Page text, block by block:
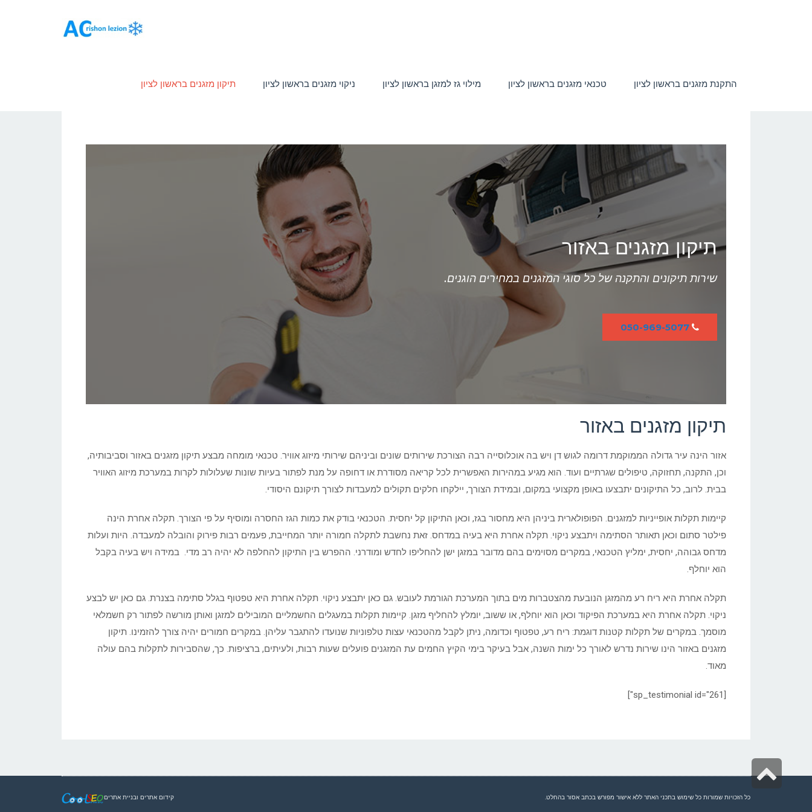
התקנת מזגנים בראשון לציון טכנאי מזגנים בראשון לציון מילוי גז למזגן בראשון לציון ניקוי מזגנים בראשון לציון תיקון מזגנים בראשון לציון
תיקון מזגנים באזור
שירות תיקונים והתקנה של כל סוגי המזגנים במחירים הוגנים.
050-969-5077
תיקון מזגנים באזור
אזור הינה עיר גדולה הממוקמת דרומה לגוש דן ויש בה אוכלוסייה רבה הצורכת שירותים שונים וביניהם שירותי מיזוג אוויר. טכנאי מומחה מבצע תיקון מזגנים באזור וסביבותיה,
וכן, התקנה, תחזוקה, טיפולים שגרתיים ועוד. הוא מגיע במהירות האפשרית לכל קריאה מסודרת או דחופה על מנת לפתור בעיות שונות שעלולות לקרות במערכת מיזוג האוויר
בבית. לרוב, כל התיקונים יתבצעו באופן מקצועי במקום, ובמידת הצורך, יילקחו חלקים תקולים למעבדות לצורך תיקונם היסודי.
קיימות תקלות אופייניות למזגנים. הפופולארית ביניהן היא מחסור בגז, וכאן התיקון קל יחסית. הטכנאי בודק את כמות הגז החסרה ומוסיף על פי הצורך. תקלה אחרת הינה
פילטר סתום וכאן תאותר הסתימה ויתבצע ניקוי. תקלה אחרת היא בעיה במדחס. זאת נחשבת לתקלה חמורה יותר המחייבת, פעמים רבות פירוק והובלה למעבדה. היות ועלות
מדחס גבוהה, יחסית, ימליץ הטכנאי, במקרים מסוימים בהם מדובר במזגן ישן להחליפו לחדש ומודרני. ההפרש בין התיקון להחלפה לא יהיה רב מדי. במידה ויש בעיה בקבל
הוא יוחלף.
תקלה אחרת היא ריח רע מהמזגן הנובעת מהצטברות מים בתוך המערכת הגורמת לעובש. גם כאן יתבצע ניקוי. תקלה אחרת היא טפטוף בגלל סתימה בצנרת. גם כאן יש לבצע
ניקוי. תקלה אחרת היא במערכת הפיקוד וכאן הוא יוחלף, או ששוב, יומלץ להחליף מזגן. קיימות תקלות במעגלים החשמליים המובילים למזגן ואותן מורשה לפתור רק חשמלאי
מוסמך. במקרים של תקלות קטנות דוגמת: ריח רע, טפטוף וכדומה, ניתן לקבל מהטכנאי עצות טלפוניות שנועדו להתגבר עליהן. במקרים חמורים יהיה צורך להזמינו. תיקון
מזגנים באזור הינו שירות נדרש לאורך כל ימות השנה, אבל בעיקר בימי הקיץ החמים עת המזגנים פועלים שעות רבות, ולעיתים, ברציפות. כך, שהסבירות לתקלות בהם עולה
מאוד.
[sp_testimonial id="261"]
קידום אתרים ובניית אתרים כל הזכויות שמורות כל שימוש בתכני האתר ללא אישור מפורש בכתב אסור בהחלט.
גלילה
לראש